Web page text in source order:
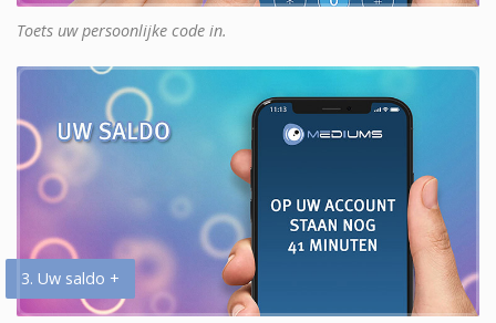
Toets uw persoonlijke code in.
3. Uw saldo +